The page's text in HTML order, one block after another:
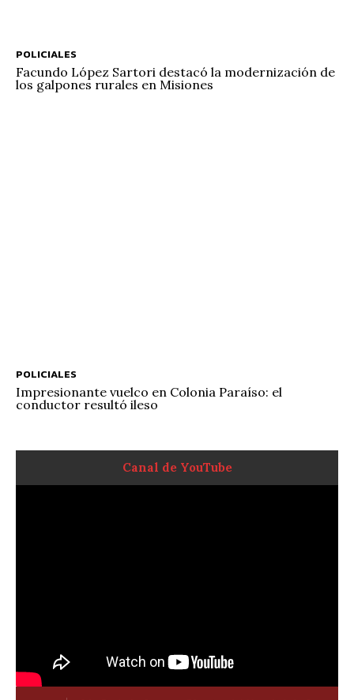
POLICIALES
Facundo López Sartori destacó la modernización de
los galpones rurales en Misiones
POLICIALES
Impresionante vuelco en Colonia Paraíso: el
conductor resultó ileso
Canal de YouTube